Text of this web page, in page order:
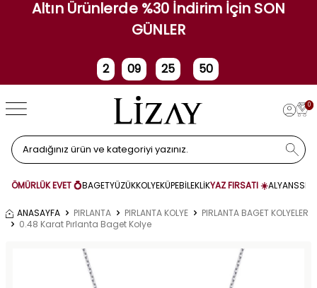
Altın Ürünlerde %30 İndirim İçin SON
GÜNLER
2
Gün
09
Saat
25 50
0
ÖMÜRLÜK EVET 💍BAGETYÜZÜKKOLYEKÜPEBİLEKLİKYAZ FIRSATI ☀️ALYANS
ANASAYFA PIRLANTA PIRLANTA KOLYE
PIRLANTA BAGET KOLYELER
0.48 Karat Pırlanta Baget Kolye